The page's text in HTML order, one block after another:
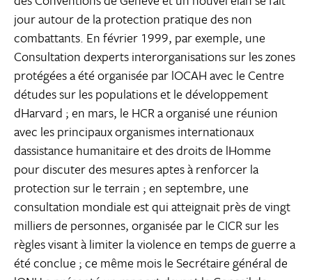
jour autour de la protection pratique des non
combattants. En février 1999, par exemple, une
Consultation dexperts interorganisations sur les zones
protégées a été organisée par lOCAH avec le Centre
détudes sur les populations et le développement
dHarvard ; en mars, le HCR a organisé une réunion
avec les principaux organismes internationaux
dassistance humanitaire et des droits de lHomme
pour discuter des mesures aptes à renforcer la
protection sur le terrain ; en septembre, une
consultation mondiale est qui atteignait près de vingt
milliers de personnes, organisée par le CICR sur les
règles visant à limiter la violence en temps de guerre a
été conclue ; ce même mois le Secrétaire général de